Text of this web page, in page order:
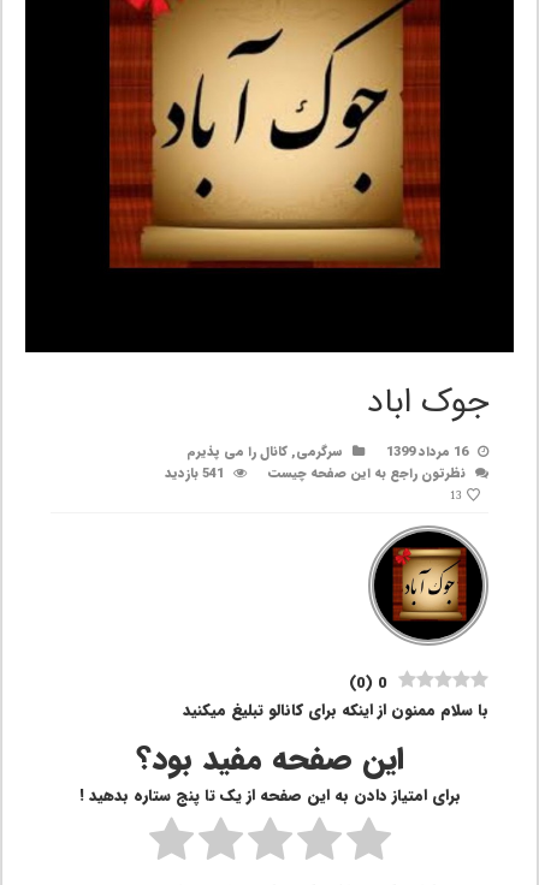
جوک اباد
16 مرداد 1399 سرگرمی,کانال را می پذیرم
نظرتون راجع به این صفحه چیست
541 بازدید
13
0
(
0
)
با سلام ممنون از اینکه برای کانالو تبلیغ میکنید
این صفحه مفید بود؟
برای امتیاز دادن به این صفحه از یک تا پنج ستاره بدهید !